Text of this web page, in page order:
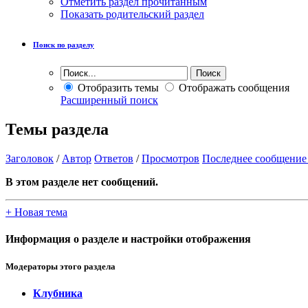
Показать родительский раздел
Поиск по разделу
Отобразить темы
Отображать сообщения
Расширенный поиск
Темы раздела
Заголовок / Автор Ответов /Просмотров Последнее сообщение
В этом разделе нет сообщений.
+ Новая тема
Информация о разделе и настройки отображения
Модераторы этого раздела
Клубника